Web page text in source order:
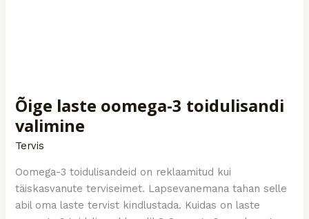
Õige laste oomega-3 toidulisandi
valimine
Tervis
Oomega-3 toidulisandeid on reklaamitud kui
täiskasvanute terviseimet. Lapsevanemana tahan selle
abil oma laste tervist kindlustada. Kuidas on laste